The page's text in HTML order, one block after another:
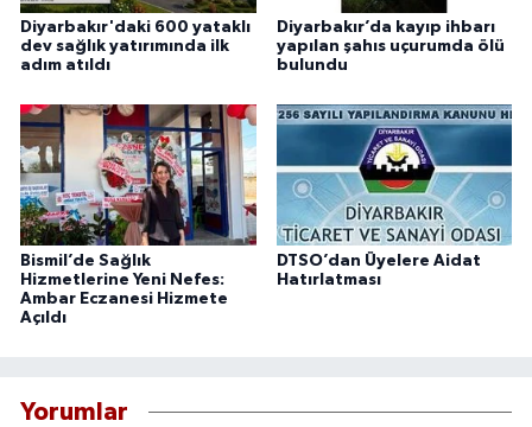
Diyarbakır'daki 600 yataklı
dev sağlık yatırımında ilk
adım atıldı
Diyarbakır’da kayıp ihbarı
yapılan şahıs uçurumda ölü
bulundu
Bismil’de Sağlık
Hizmetlerine Yeni Nefes:
Ambar Eczanesi Hizmete
Açıldı
DTSO’dan Üyelere Aidat
Hatırlatması
Yorumlar